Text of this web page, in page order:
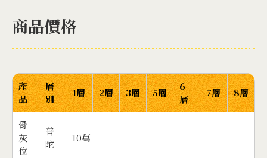
商品價格
產
品
層
別
1層 2層 3層 5層
6
層
7層 8層
骨
灰
位
普
陀
10萬